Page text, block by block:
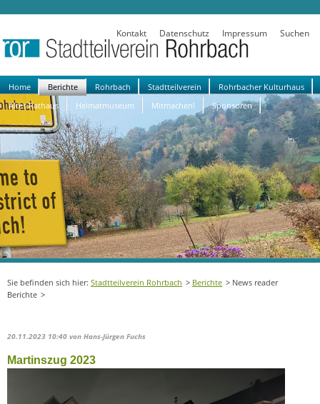
Kontakt Datenschutz Impressum Suchen
Navigation
überspringen
Home Berichte Rohrbach Stadtteilverein
Rohrbacher Kulturhaus
Altes Rathaus
Heimatmuseum Mitmachen! Sponsoren
Stadtteilverein Rohrbach Berichte
News reader
Berichte
20.11.2023 10:40 von Hans-Jürgen Fuchs
Martinszug 2023